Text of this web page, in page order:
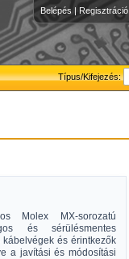
Belépés | Regisztráció
Típus/Kifejezés:
Molex MX-sorozatú
és sérülésmentes
és érintkezők
a javítási és módosítási